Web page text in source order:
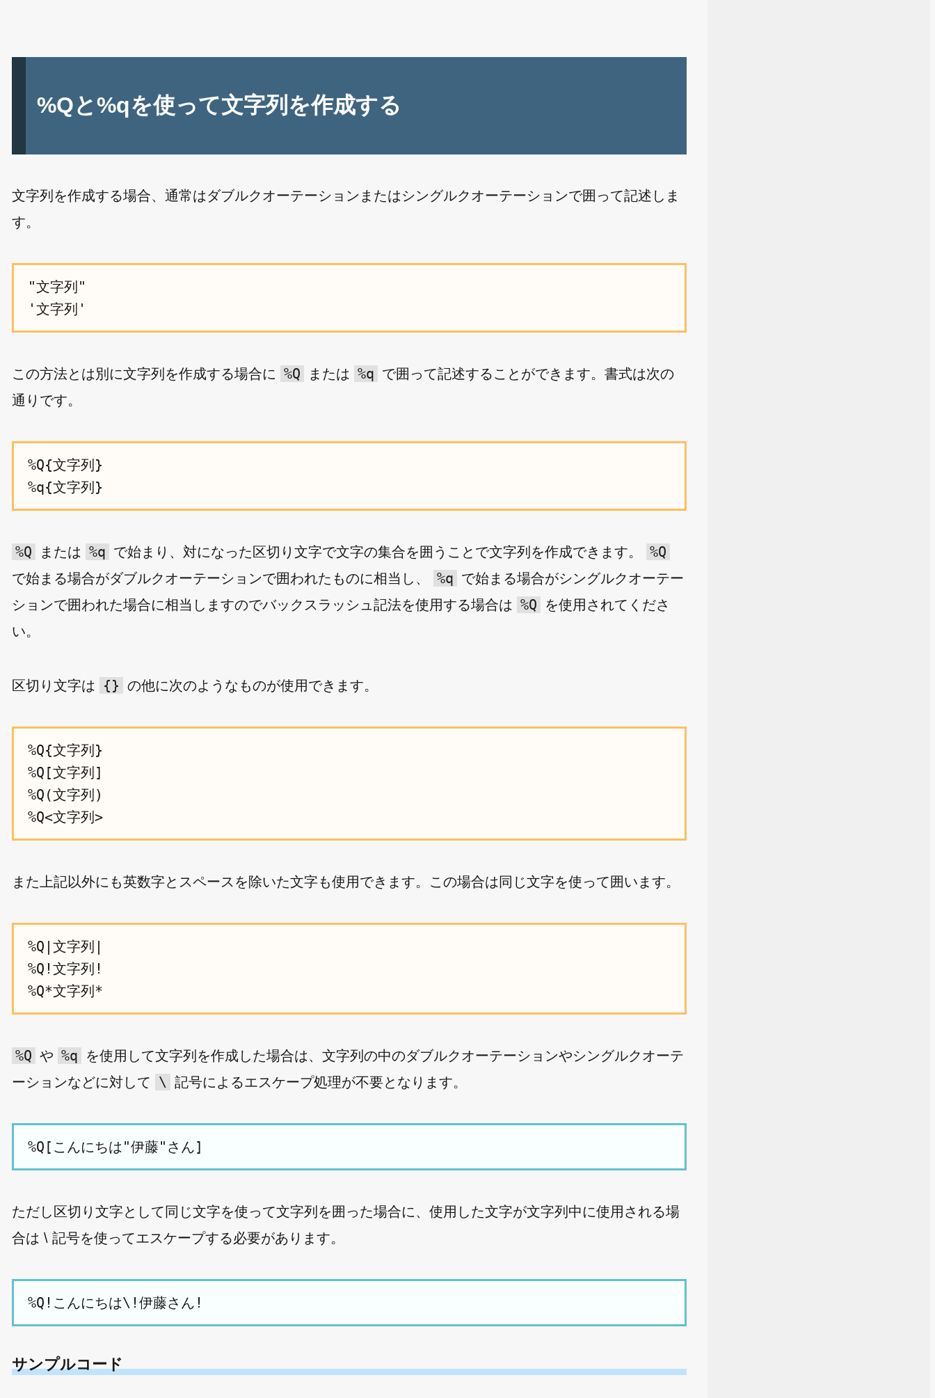
%Qと%qを使って文字列を作成する
文字列を作成する場合、通常はダブルクオーテーションまたはシングルクオーテーションで囲って記述しま
す。
"文字列"
この方法とは別に文字列を作成する場合に %Q または %q で囲って記述することができます。書式は次の
通りです。
%Q{文字列}
%Q または %q で始まり、対になった区切り文字で文字の集合を囲うことで文字列を作成できます。 %Q
で始まる場合がダブルクオーテーションで囲われたものに相当し、 %q で始まる場合がシングルクオーテー
ションで囲われた場合に相当しますのでバックスラッシュ記法を使用する場合は %Q
を使用されてくださ
い。
区切り文字は {} の他に次のようなものが使用できます。
%Q{文字列}
%Q[文字列]
%Q(文字列)
また上記以外にも英数字とスペースを除いた文字も使用できます。この場合は同じ文字を使って囲います。
%Q|文字列|
%Q!文字列!
%Q や %q
を使用して文字列を作成した場合は、文字列の中のダブルクオーテーションやシングルクオーテ
ーションなどに対して
\ 記号によるエスケープ処理が不要となります。
ただし区切り文字として同じ文字を使って文字列を囲った場合に、使用した文字が文字列中に使用される場
合は \ 記号を使ってエスケープする必要があります。
サンプルコード